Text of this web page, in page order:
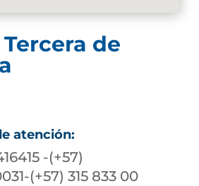
de
atención:
-(+57)
(+57) 315 833 00